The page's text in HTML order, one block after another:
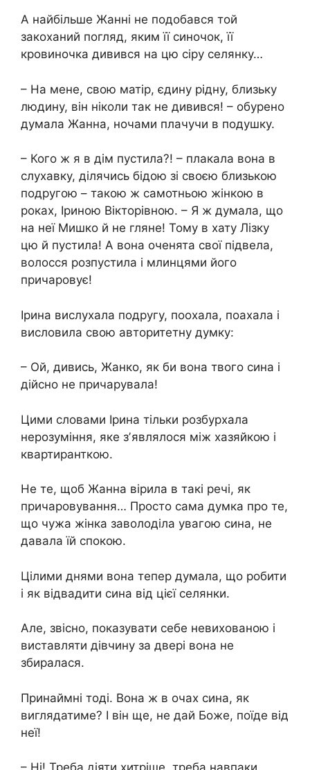
А найбільше Жанні не подобався той
закоханий погляд, яким її синочок, її
кровиночка дивився на цю сіру селянку…
– На мене, свою матір, єдину рідну, близьку
людину, він ніколи так не дивився! – обурено
думала Жанна, ночами плачучи в подушку.
– Кого ж я в дім пустила?! – плакала вона в
слухавку, ділячись бідою зі своєю близькою
подругою – такою ж самотньою жінкою в
роках, Іриною Вікторівною. – Я ж думала, що
на неї Мишко й не гляне! Тому в хату Лізку
цю й пустила! А вона оченята свої підвела,
волосся розпустила і млинцями його
причаровує!
Ірина вислухала подругу, поохала, поахала і
висловила свою авторитетну думку:
– Ой, дивись, Жанко, як би вона твого сина і
дійсно не причарувала!
Цими словами Ірина тільки розбурхала
нерозуміння, яке зʼявлялося між хазяйкою і
квартиранткою.
Не те, щоб Жанна вірила в такі речі, як
причаровування… Просто сама думка про те,
що чужа жінка заволоділа увагою сина, не
давала їй спокою.
Цілими днями вона тепер думала, що робити
і як відвадити сина від цієї селянки.
Але, звісно, показувати себе невихованою і
виставляти дівчину за двері вона не
збиралася.
Принаймні тоді. Вона ж в очах сина, як
виглядатиме? І він ще, не дай Боже, поїде від
неї!